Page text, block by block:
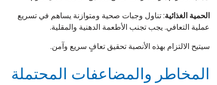
الحمية الغذائية: تناول وجبات صحية ومتوازنة يساهم في تسريع
عملية التعافي. يجب تجنب الأطعمة الدهنية والمقلية.
سيتيح الالتزام بهذه الأنصبة تحقيق تعافٍ سريع وآمن.
المخاطر والمضاعفات المحتملة